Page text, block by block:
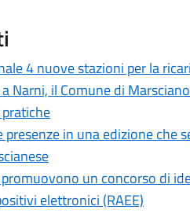
4 nuove stazioni per la
Narni, il Comune di
in una edizione che
un concorso di
elettronici (RAEE)